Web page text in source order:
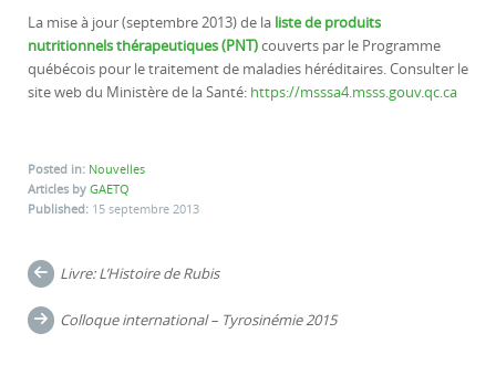
La mise à jour (septembre 2013) de la liste de produits
nutritionnels thérapeutiques (PNT)couverts par le Programme
québécois pour le traitement de maladies héréditaires. Consulter le
site web du Ministère de la Santé: https://msssa4.msss.gouv.qc.ca
Posted in: Nouvelles
Articles by GAETQ
Published: 15 septembre 2013
Post
navigation
Livre: L’Histoire de Rubis
Colloque international – Tyrosinémie 2015